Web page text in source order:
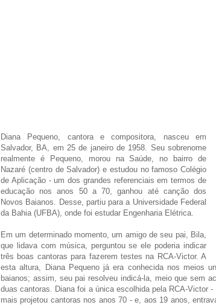
Diana Pequeno, cantora e compositora, nasceu em
Salvador, BA, em 25 de janeiro de 1958. Seu sobrenome
realmente é Pequeno, morou na Saúde, no bairro de
Nazaré (centro de Salvador) e estudou no famoso Colégio
de Aplicação - um dos grandes referenciais em termos de
educação nos anos 50 a 70, ganhou até canção dos
Novos Baianos. Desse, partiu para a Universidade Federal
da Bahia (UFBA), onde foi estudar Engenharia Elétrica.
Em um determinado momento, um amigo de seu pai, Bila,
que lidava com música, perguntou se ele poderia indicar
três boas cantoras para fazerem testes na RCA-Victor. A
esta altura, Diana Pequeno já era conhecida nos meios
baianos; assim, seu pai resolveu indicá-la, meio que sem
duas cantoras. Diana foi a única escolhida pela RCA-Victor
mais projetou cantoras nos anos 70 - e, aos 19 anos,